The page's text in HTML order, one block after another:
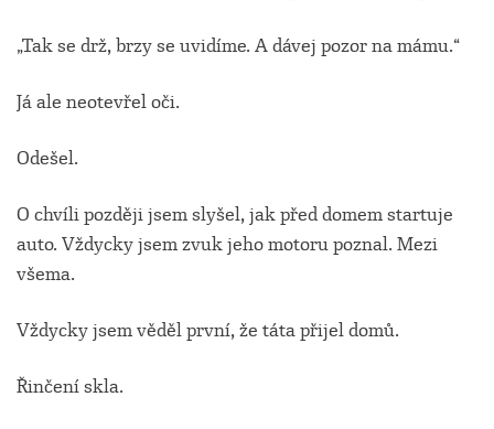
„Tak se drž, brzy se uvidíme. A dávej pozor na mámu.“
Já ale neotevřel oči.
Odešel.
O chvíli později jsem slyšel, jak před domem startuje
auto. Vždycky jsem zvuk jeho motoru poznal. Mezi
všema.
Vždycky jsem věděl první, že táta přijel domů.
Řinčení skla.